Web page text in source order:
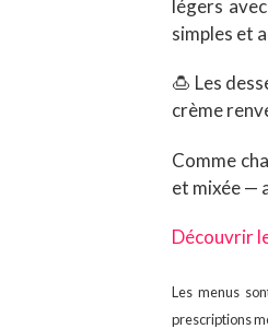
légers
simples et
🍮 Les
crème
Comme
et mixée —
Découvrir
Les menus
prescriptions